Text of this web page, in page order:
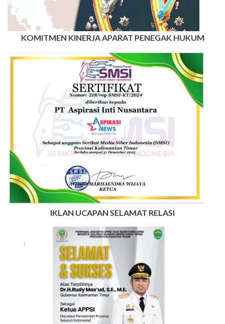
KOMITMEN KINERJA APARAT PENEGAK HUKUM
IKLAN UCAPAN SELAMAT RELASI